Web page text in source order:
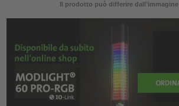
Il prodotto può differire dall'immagine